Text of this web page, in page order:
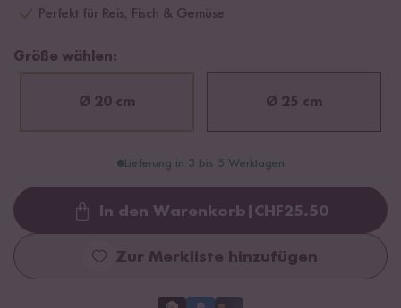
Perfekt für Reis, Fisch & Gemüse
Größe wählen:
Ø 20 cm Ø 25 cm
Lieferung in 3 bis 5 Werktagen
Loading...
In den Warenkorb CHF25.50
Zur Merkliste hinzufügen